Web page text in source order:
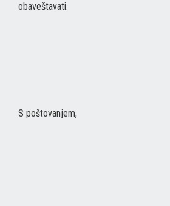
obaveštavati.
S poštovanjem,